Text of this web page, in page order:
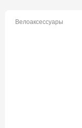
Велоаксессуары